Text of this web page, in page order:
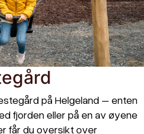
på Helgeland – enten
fjorden eller på en av øyene
får du oversikt over